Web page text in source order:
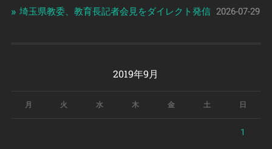
埼玉県教委、教育長記者会見をダイレクト発信 2026-07-29
2019年9月
月 火 水 木 金 土 日
1